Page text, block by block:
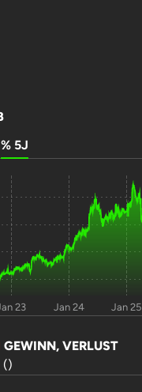
% 5J
23 Jan 24 Jan 25
GEWINN, VERLUST
()